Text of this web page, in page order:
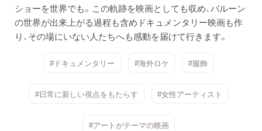
ショーを世界でも。この軌跡を映画としても収め、バルーン
の世界が出来上がる過程も含めドキュメンタリー映画も作
り、その場にいない人たちへも感動を届けて行きます。
#ドキュメンタリー #海外ロケ #服飾
#日常に新しい視点をもたらす #女性アーティスト
#アートがテーマの映画